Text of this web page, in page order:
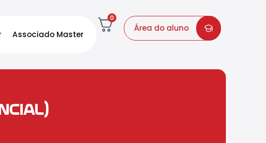
Associado Master
0
Área do aluno